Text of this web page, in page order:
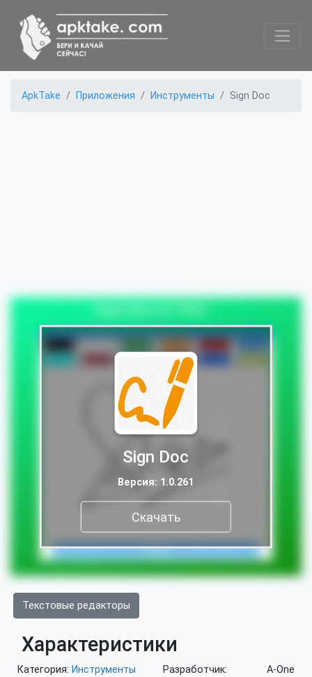
ApkTake Приложения Инструменты Sign Doc
Sign Doc
Версия: 1.0.261
Скачать
Текстовые редакторы
Характеристики
Категория: Инструменты
Разработчик: A-One